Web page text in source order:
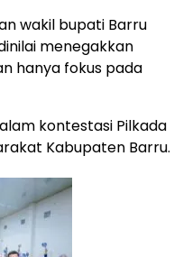
wakil bupati Barru
menegakkan
hanya fokus pada
kontestasi Pilkada
Kabupaten Barru.